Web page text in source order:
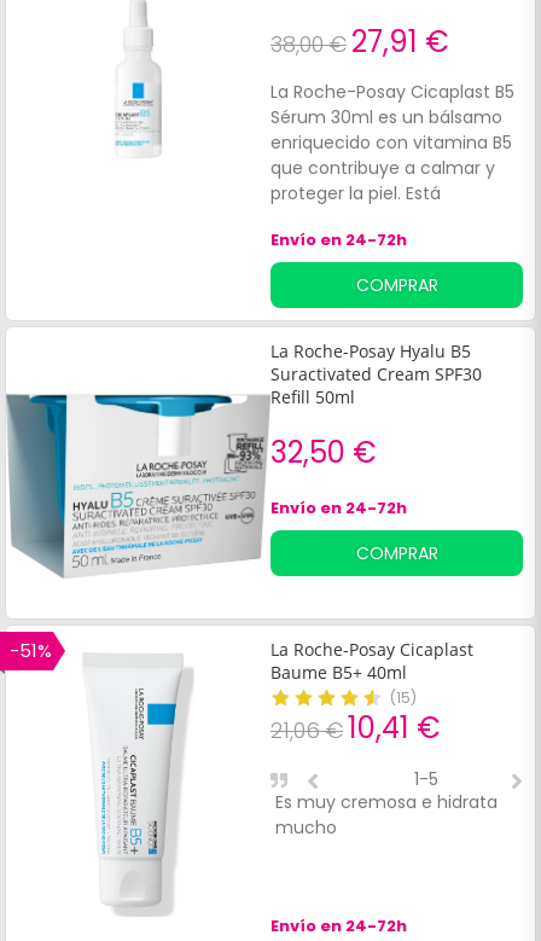
antipruriginosas, este spray
reparador repara la barrera
cutánea y alivia el picor, la
irritación y el
recalentamiento de toda la
familia. Testado en pieles
sensibles bajo control
dermatológico y pediátrico.
Sin perfume.
38,00 € 27,91 €
La Roche-Posay Cicaplast B5
Sérum 30ml es un bálsamo
enriquecido con vitamina B5
que contribuye a calmar y
proteger la piel. Está
Madecassoside, un
ingrediente activo con
propiedades reparadoras,
pantenol para calmar la piel y
agentes antibacterianos.
Asimismo, contribuye a
calmar, hidratar y proteger la
reparación de la función
protectora de la barrera
cutánea. Contiene 30ml.
Envío en 24-72h
COMPRAR
La Roche-Posay Hyalu B5
Suractivated Cream SPF30
Refill 50ml
32,50 €
Envío en 24-72h
COMPRAR
-51%
La Roche-Posay Cicaplast
Baume B5+ 40ml
(15)
21,06 €10,41 €
Es muy cremosa e hidrata
mucho
1-5
Envío en 24-72h